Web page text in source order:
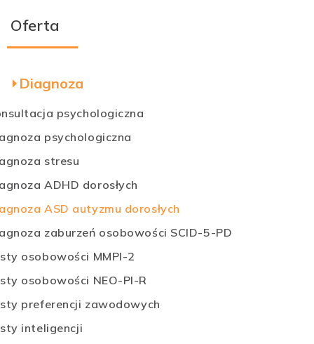
Oferta
Diagnoza
psychologiczna
psychologiczna
stresu
ADHD dorosłych
ASD autyzmu dorosłych
zaburzeń osobowości SCID-5-PD
osobowości MMPI-2
osobowości NEO-PI-R
preferencji zawodowych
inteligencji